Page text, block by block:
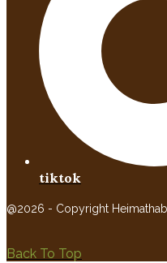
tiktok
@2026 - Copyright
Back To Top